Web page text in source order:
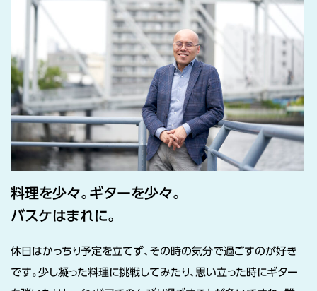
料理を少々。ギターを少々。
バスケはまれに。
休日はかっちり予定を立てず、その時の気分で過ごすのが好き
です。少し凝った料理に挑戦してみたり、思い立った時にギター